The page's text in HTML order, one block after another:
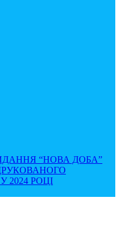
“НОВА ДОБА”
2024 РОЦІ